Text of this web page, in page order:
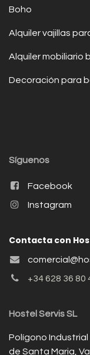
Boho
Alquiler vajillas
Alquiler mobiliario
Decoración para
Síguenos
Facebook
Instagram
Contacta con
+34 628 36 80
Hostel Servis SL
Polígono Industrial
de Santa Maria,